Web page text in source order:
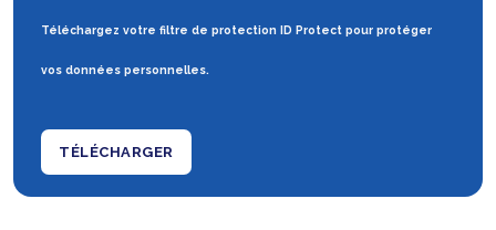
Téléchargez votre filtre de protection ID Protect pour protéger
vos données personnelles.
TÉLÉCHARGER